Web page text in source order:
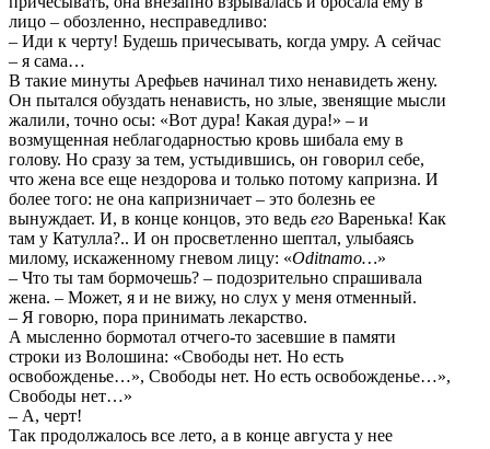
лицо – обозленно, несправедливо:
– Иди к черту! Будешь причесывать, когда умру. А сейчас
– я сама…
В такие минуты Арефьев начинал тихо ненавидеть жену.
Он пытался обуздать ненависть, но злые, звенящие мысли
жалили, точно осы: «Вот дура! Какая дура!» – и
возмущенная неблагодарностью кровь шибала ему в
голову. Но сразу за тем, устыдившись, он говорил себе,
что жена все еще нездорова и только потому капризна. И
более того: не она капризничает – это болезнь ее
вынуждает. И, в конце концов, это ведь его Варенька! Как
там у Катулла?.. И он просветленно шептал, улыбаясь
милому, искаженному гневом лицу: «Oditnamo…»
– Что ты там бормочешь? – подозрительно спрашивала
жена. – Может, я и не вижу, но слух у меня отменный.
– Я говорю, пора принимать лекарство.
А мысленно бормотал отчего-то засевшие в памяти
строки из Волошина: «Свободы нет. Но есть
освобожденье…», Свободы нет. Но есть освобожденье…»,
Свободы нет…»
– А, черт!
Так продолжалось все лето, а в конце августа у нее